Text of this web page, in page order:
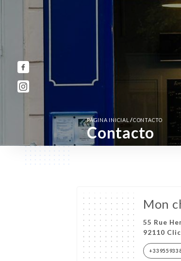
PÁGINA INICIAL/CONTACTO
Contacto
Mon
55 Rue
92110